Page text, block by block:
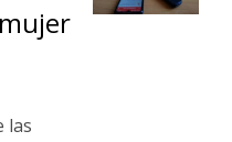
las